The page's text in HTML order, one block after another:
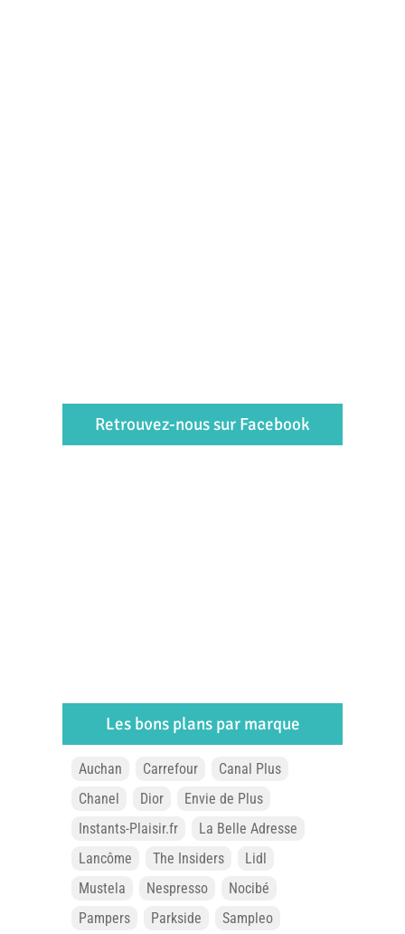
Retrouvez-nous sur Facebook
Les bons plans par marque
Auchan Carrefour
Canal Plus
Chanel
Dior
Envie de Plus
Instants-Plaisir.fr
La Belle Adresse
Lancôme
The Insiders
Lidl
Mustela
Nespresso
Nocibé
Pampers
Parkside Sampleo